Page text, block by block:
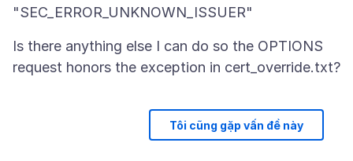
Is there anything else I can do so the OPTIONS
Tôi cũng gặp vấn đề này